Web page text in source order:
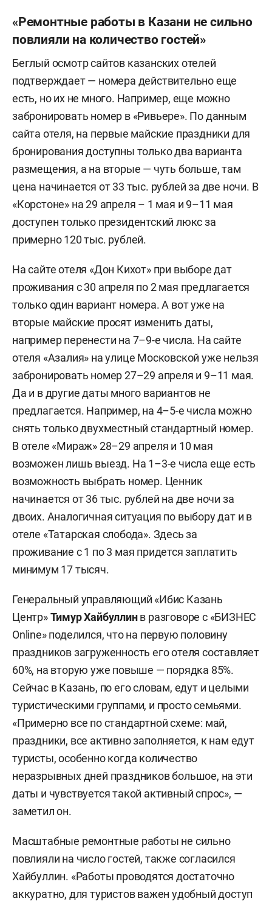
«Ремонтные работы в Казани не сильно
повлияли на количество гостей»
Беглый осмотр сайтов казанских отелей
подтверждает — номера действительно еще
есть, но их не много. Например, еще можно
забронировать номер в «Ривьере». По данным
сайта отеля, на первые майские праздники для
бронирования доступны только два варианта
размещения, а на вторые — чуть больше, там
цена начинается от 33 тыс. рублей за две ночи. В
«Корстоне» на 29 апреля – 1 мая и 9–11 мая
доступен только президентский люкс за
примерно 120 тыс. рублей.
На сайте отеля «Дон Кихот» при выборе дат
проживания с 30 апреля по 2 мая предлагается
только один вариант номера. А вот уже на
вторые майские просят изменить даты,
например перенести на 7–9-е числа. На сайте
отеля «Азалия» на улице Московской уже нельзя
забронировать номер 27–29 апреля и 9–11 мая.
Да и в другие даты много вариантов не
предлагается. Например, на 4–5-е числа можно
снять только двухместный стандартный номер.
В отеле «Мираж» 28–29 апреля и 10 мая
возможен лишь выезд. На 1–3-е числа еще есть
возможность выбрать номер. Ценник
начинается от 36 тыс. рублей на две ночи за
двоих. Аналогичная ситуация по выбору дат и в
отеле «Татарская слобода». Здесь за
проживание с 1 по 3 мая придется заплатить
минимум 17 тысяч.
Генеральный управляющий «Ибис Казань
Центр»Тимур Хайбуллинв разговоре с «БИЗНЕС
Online» поделился, что на первую половину
праздников загруженность его отеля составляет
60%, на вторую уже повыше — порядка 85%.
Сейчас в Казань, по его словам, едут и целыми
туристическими группами, и просто семьями.
«Примерно все по стандартной схеме: май,
праздники, все активно заполняется, к нам едут
туристы, особенно когда количество
неразрывных дней праздников большое, на эти
даты и чувствуется такой активный спрос», —
заметил он.
Масштабные ремонтные работы не сильно
повлияли на число гостей, также согласился
Хайбуллин. «Работы проводятся достаточно
аккуратно, для туристов важен удобный доступ